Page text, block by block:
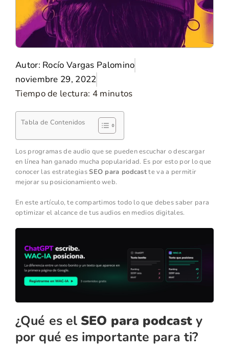
Autor: Rocío Vargas Palomino
noviembre 29, 2022
Tiempo de lectura: 4 minutos
Tabla de Contenidos
Los programas de audio que se pueden escuchar o descargar
en línea han ganado mucha popularidad. Es por esto por lo que
conocer las estrategiasSEO para podcastte va a permitir
mejorar su posicionamiento web.
En este artículo, te compartimos todo lo que debes saber para
optimizar el alcance de tus audios en medios digitales.
¿Qué es el SEO para podcasty
por qué es importante para ti?